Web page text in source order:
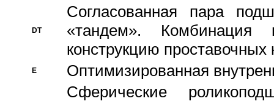
DT
Согласованная пара
«тандем».
конструкцию проставочных
E
Оптимизированная
Сферические